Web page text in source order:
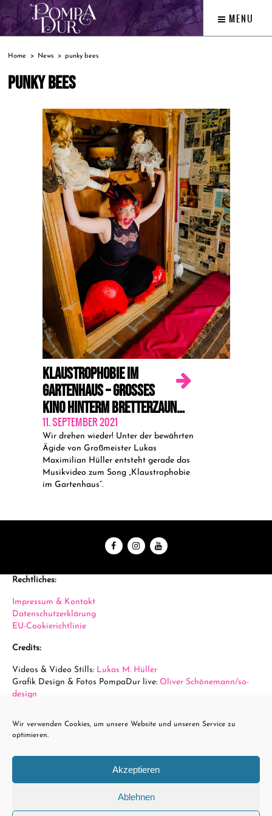
Wir verwenden Cookies, um unsere Website und unseren Service zu
optimieren.
Akzeptieren
Ablehnen
MENU
Home News punky bees
PUNKY BEES
KLAUSTROPHOBIE IM
GARTENHAUS – GROSSES K
INO HINTERM BRETTERZAUN…
11. SEPTEMBER 2021
Wir drehen wieder! Unter der bewährten
Ägide von Großmeister Lukas
Maximilian Hüller entsteht gerade das
Musikvideo zum Song „Klaustrophobie
im Gartenhaus“.
Rechtliches:
Impressum & Kontakt
Datenschutzerklärung
EU-Cookierichtlinie
Credits:
Videos & Video Stills: Lukas M. Hüller
Grafik Design & Fotos PompaDur live: Oliver Schönemann/so-
design
powered by...